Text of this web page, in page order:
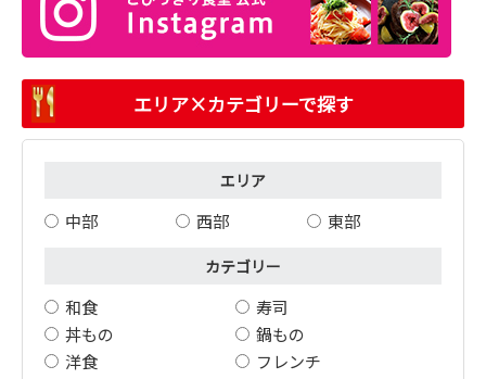
エリア×カテゴリーで探す
エリア
中部 西部 東部
カテゴリー
和食
寿司
丼もの
鍋もの
洋食
フレンチ